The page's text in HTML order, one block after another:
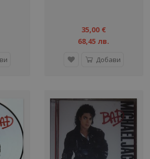
35,00 €
68,45 лв.
Добави